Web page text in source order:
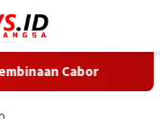
Bupati Serang